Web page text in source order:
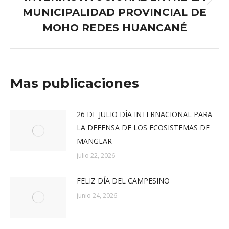
Publicación
siguiente:
MUNICIPALIDAD PROVINCIAL DE
MOHO REDES HUANCANÉ
Mas publicaciones
26 DE JULIO DÍA INTERNACIONAL PARA
LA DEFENSA DE LOS ECOSISTEMAS DE
MANGLAR
julio 22, 2026
FELIZ DÍA DEL CAMPESINO
junio 24, 2026